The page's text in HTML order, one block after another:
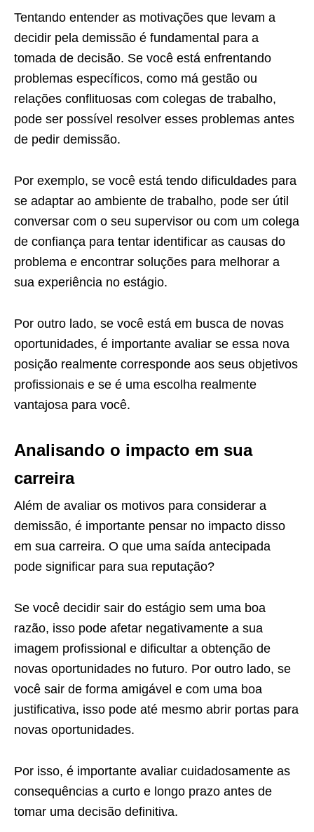
Tentando entender as motivações que levam a
decidir pela demissão é fundamental para a
tomada de decisão. Se você está enfrentando
problemas específicos, como má gestão ou
relações conflituosas com colegas de trabalho,
pode ser possível resolver esses problemas antes
de pedir demissão.
Por exemplo, se você está tendo dificuldades para
se adaptar ao ambiente de trabalho, pode ser útil
conversar com o seu supervisor ou com um colega
de confiança para tentar identificar as causas do
problema e encontrar soluções para melhorar a
sua experiência no estágio.
Por outro lado, se você está em busca de novas
oportunidades, é importante avaliar se essa nova
posição realmente corresponde aos seus objetivos
profissionais e se é uma escolha realmente
vantajosa para você.
Analisando o impacto em sua
carreira
Além de avaliar os motivos para considerar a
demissão, é importante pensar no impacto disso
em sua carreira. O que uma saída antecipada
pode significar para sua reputação?
Se você decidir sair do estágio sem uma boa
razão, isso pode afetar negativamente a sua
imagem profissional e dificultar a obtenção de
novas oportunidades no futuro. Por outro lado, se
você sair de forma amigável e com uma boa
justificativa, isso pode até mesmo abrir portas para
novas oportunidades.
Por isso, é importante avaliar cuidadosamente as
consequências a curto e longo prazo antes de
tomar uma decisão definitiva.